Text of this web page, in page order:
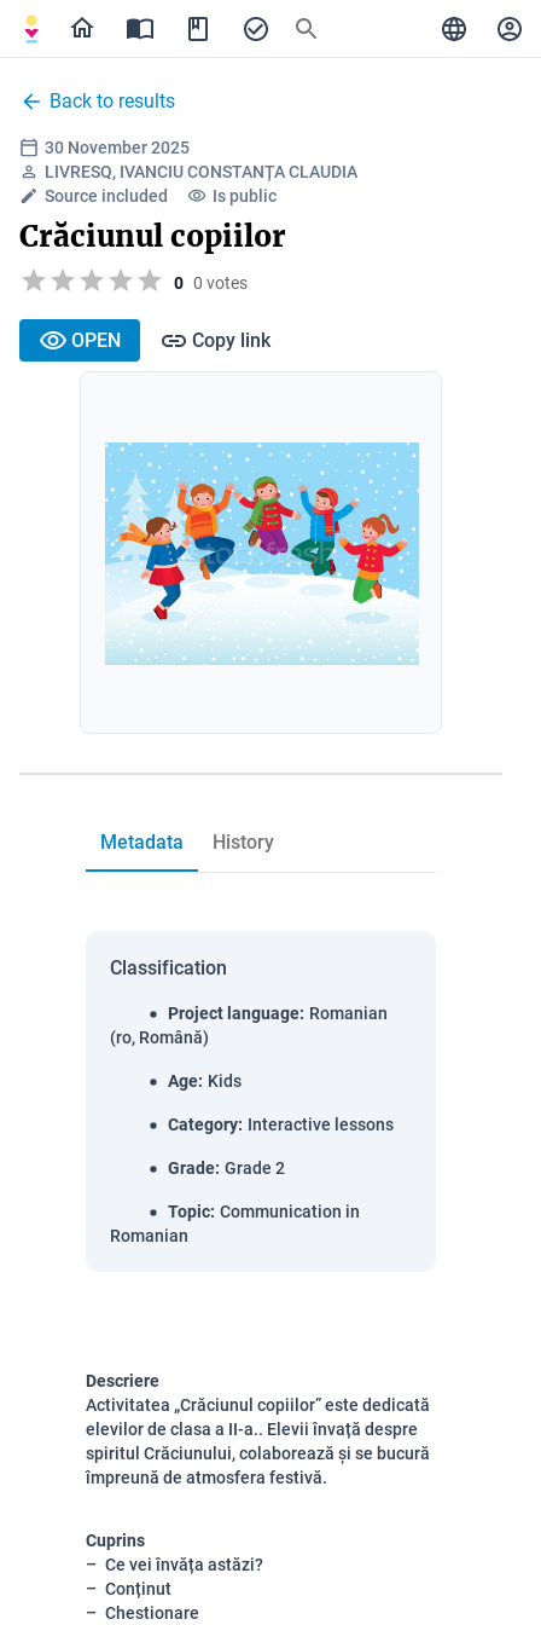
Back to results
30 November 2025
LIVRESQ, IVANCIU CONSTANȚA CLAUDIA
Source included
Is public
Crăciunul copiilor
0 0 votes
OPEN Copy link
Metadata History
Classification
Project language: Romanian
(ro, Română)
Age: Kids
Category: Interactive lessons
Grade: Grade 2
Topic: Communication in
Romanian
Descriere
Activitatea „Crăciunul copiilor” este dedicată
elevilor de clasa a II-a.. Elevii învață despre
spiritul Crăciunului, colaborează și se bucură
împreună de atmosfera festivă.
Cuprins
Ce vei învăța astăzi?
Conținut
Chestionare